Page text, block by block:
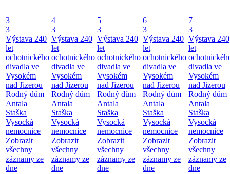
3
3
Výstava 240
let
ochotnického
divadla ve
Vysokém
nad Jizerou
Rodný dům
Antala
Staška
Vysocká
nemocnice
Zobrazit
všechny
záznamy ze
dne
4
3
Výstava 240
let
ochotnického
divadla ve
Vysokém
nad Jizerou
Rodný dům
Antala
Staška
Vysocká
nemocnice
Zobrazit
všechny
záznamy ze
dne
5
3
Výstava 240
let
ochotnického
divadla ve
Vysokém
nad Jizerou
Rodný dům
Antala
Staška
Vysocká
nemocnice
Zobrazit
všechny
záznamy ze
dne
6
3
Výstava 240
let
ochotnického
divadla ve
Vysokém
nad Jizerou
Rodný dům
Antala
Staška
Vysocká
nemocnice
Zobrazit
všechny
záznamy ze
dne
7
3
Výstava 240
let
divadla ve
Vysokém
nad Jizerou
Rodný dům
Antala
Staška
Vysocká
nemocnice
Zobrazit
všechny
záznamy ze
dne